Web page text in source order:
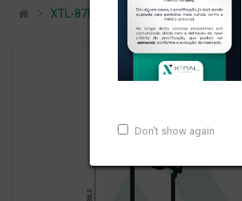
Don't show again
XTL-878 - (XA-255) - PESO LINEAR: